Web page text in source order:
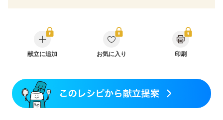
糖尿病性腎症（第１期）
糖尿病性腎症（第２期）
糖尿病性腎症（第３期）
CKD（ステージ１）
CKD（ステージ２）
CKD（ステージ３a）
乳がん治療を終えた方・経過観察中の方など
妊婦健診・体重増加が気になる（初期）
妊婦健診・血圧が気になる（初期）
献立に追加 お気に入り 印刷